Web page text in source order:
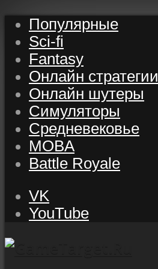
Популярные
Sci-fi
Fantasy
Онлайн стратегии
Онлайн шутеры
Симуляторы
Средневековье
MOBA
Battle Royale
VK
YouTube